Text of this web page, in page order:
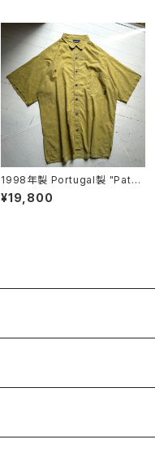
1998年製 Portugal製 "Patag
onia" A/C print shirt
¥19,800